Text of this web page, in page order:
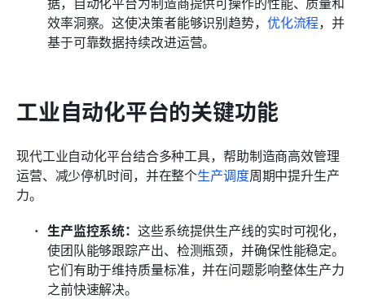
效率洞察。这使决策者能够识别趋势， 优化流程，并
基于可靠数据持续改进运营。
工业自动化平台的关键功能
现代工业自动化平台结合多种工具，帮助制造商高效管理
运营、减少停机时间，并在整个生产调度周期中提升生产
力。
生产监控系统：这些系统提供生产线的实时可视化，
使团队能够跟踪产出、检测瓶颈，并确保性能稳定。
它们有助于维持质量标准，并在问题影响整体生产力
之前快速解决。